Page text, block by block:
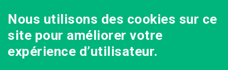
INFODOC
PÔLE IMAGE
PRESSE
Nous utilisons des cookies sur ce
site pour améliorer votre
expérience d’utilisateur.